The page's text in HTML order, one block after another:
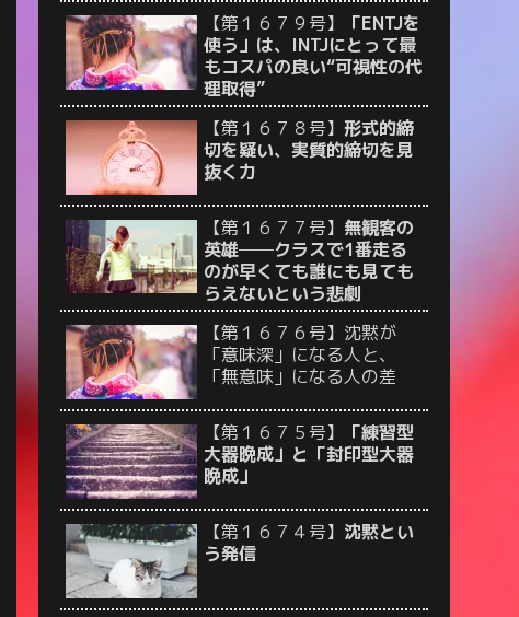
【第１６７９号】
「ENTJを
使う」は、INTJにとって最
もコスパの良い“可視性の代
理取得”
【第１６７８号】 形式的締
切を疑い、実質的締切を見
抜く力
【第１６７７号】 無観客の
英雄──クラスで1番走る
のが早くても誰にも見ても
らえないという悲劇
【第１６７６号】沈黙が
「意味深」になる人と、
「無意味」になる人の差
【第１６７５号】
「練習型
大器晩成」と「封印型大器
晩成」
【第１６７４号】 沈黙とい
う発信